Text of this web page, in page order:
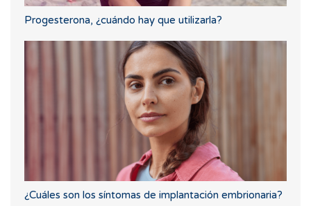
Progesterona, ¿cuándo hay que utilizarla?
¿Cuáles son los síntomas de implantación embrionaria?